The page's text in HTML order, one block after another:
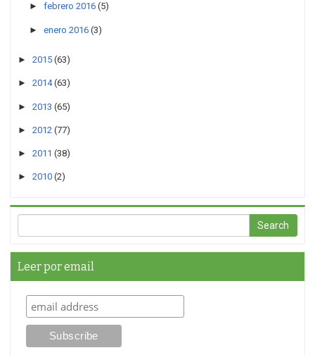
► febrero 2016 (5)
► enero 2016 (3)
► 2015 (63)
► 2014 (63)
► 2013 (65)
► 2012 (77)
► 2011 (38)
► 2010 (2)
Leer por email